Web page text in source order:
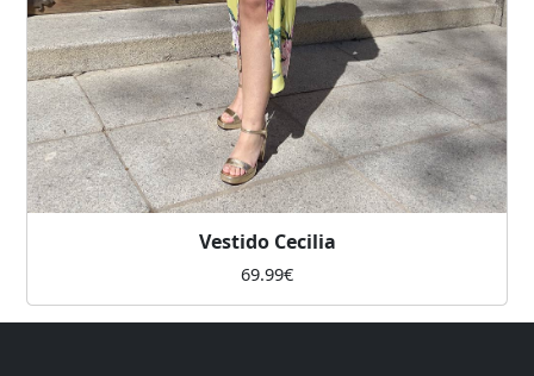
Vestido Cecilia
69.99€